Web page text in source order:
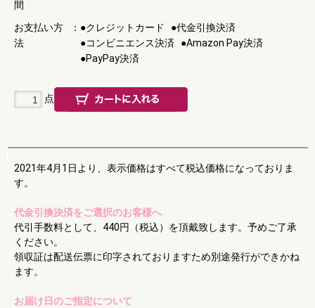
間
お支払い方
法
： ●クレジットカード
●代金引換決済
●コンビニエンス決済
●Amazon Pay決済
●PayPay決済
点
2021年4月1日より、表示価格はすべて税込価格になっておりま
す。
代金引換決済をご選択のお客様へ
代引手数料として、440円（税込）を頂戴致します。予めご了承
ください。
領収証は配送伝票に印字されておりますため別途発行ができかね
ます。
お届け日のご指定について